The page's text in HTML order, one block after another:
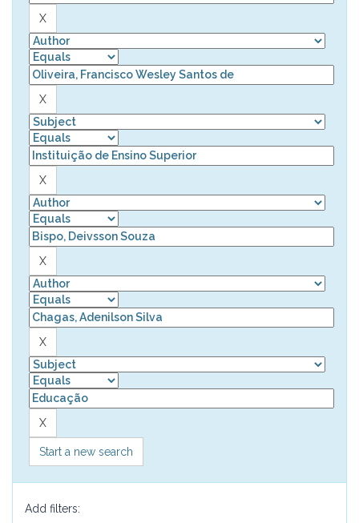
Start a new search
Add filters: